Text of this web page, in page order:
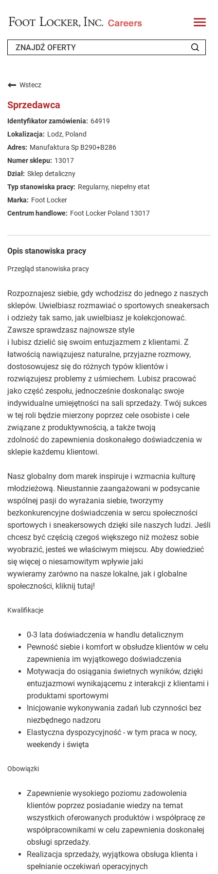
T
o
l
FAQ
SZUKANIE PRACY
Wstecz
Sprzedawca
64919
Lodz, Poland
Manufaktura Sp B290+B286
13017
Sklep detaliczny
Regularny, niepełny etat
Foot Locker
Foot Locker Poland 13017
Opis stanowiska pracy
Przegląd stanowiska pracy
Rozpoznajesz siebie, gdy wchodzisz do jednego z naszych
sklepów. Uwielbiasz rozmawiać o sportowych sneakersach
i odzieży tak samo, jak uwielbiasz je kolekcjonować.
Zawsze sprawdzasz najnowsze style
i lubisz dzielić się swoim entuzjazmem z klientami. Z
łatwością nawiązujesz naturalne, przyjazne rozmowy,
dostosowujesz się do różnych typów klientów i
rozwiązujesz problemy z uśmiechem. Lubisz pracować
jako część zespołu, jednocześnie doskonaląc swoje
indywidualne umiejętności na sali sprzedaży. Twój sukces
w tej roli będzie mierzony poprzez cele osobiste i cele
związane z produktywnością, a także twoją
zdolność do zapewnienia doskonałego doświadczenia w
sklepie każdemu klientowi.
Nasz globalny dom marek inspiruje i wzmacnia kulturę
młodzieżową. Nieustannie zaangażowani w podsycanie
wspólnej pasji do wyrażania siebie, tworzymy
bezkonkurencyjne doświadczenia w sercu społeczności
sportowych i sneakersowych dzięki sile naszych ludzi. Jeśli
chcesz być częścią czegoś większego niż możesz sobie
wyobrazić, jesteś we właściwym miejscu. Aby dowiedzieć
się więcej o niesamowitym wpływie jaki
wywieramy zarówno na nasze lokalne, jak i globalne
społeczności, kliknij tutaj!
Kwalifikacje
0-3 lata doświadczenia w handlu detalicznym
Pewność siebie i komfort w obsłudze klientów w celu
zapewnienia im wyjątkowego doświadczenia
Motywacja do osiągania świetnych wyników, dzięki
entuzjazmowi wynikającemu z interakcji z klientami i
produktami sportowymi
Inicjowanie wykonywania zadań lub czynności bez
niezbędnego nadzoru
Elastyczna dyspozycyjność - w tym praca w nocy,
weekendy i święta
Obowiązki
Zapewnienie wysokiego poziomu zadowolenia
klientów poprzez posiadanie wiedzy na temat
wszystkich oferowanych produktów i współpracę ze
współpracownikami w celu zapewnienia doskonałej
obsługi sprzedaży.
Realizacja sprzedaży, wyjątkowa obsługa klienta i
spełnianie oczekiwań operacyjnych